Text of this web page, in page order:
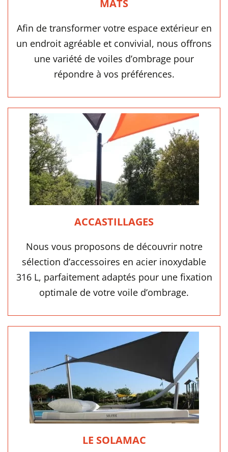
MÂTS
Afin de transformer votre espace extérieur en
un endroit agréable et convivial, nous offrons
une variété de voiles d’ombrage pour
répondre à vos préférences.
ACCASTILLAGES
Nous vous proposons de découvrir notre
sélection d’accessoires en acier inoxydable
316 L, parfaitement adaptés pour une fixation
optimale de votre voile d’ombrage.
LE SOLAMAC